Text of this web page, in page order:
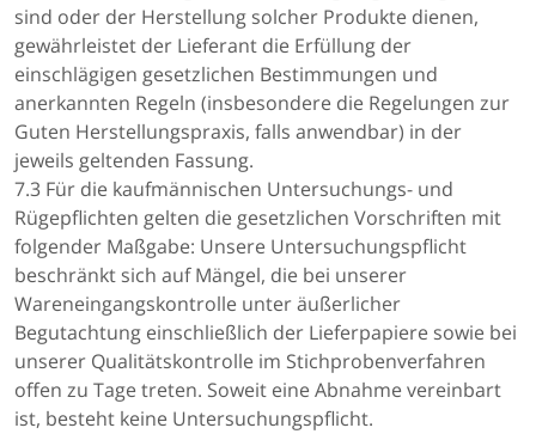
sind oder der Herstellung solcher Produkte dienen,
gewährleistet der Lieferant die Erfüllung der
einschlägigen gesetzlichen Bestimmungen und
anerkannten Regeln (insbesondere die Regelungen zur
Guten Herstellungspraxis, falls anwendbar) in der
jeweils geltenden Fassung.
7.3 Für die kaufmännischen Untersuchungs- und
Rügepflichten gelten die gesetzlichen Vorschriften mit
folgender Maßgabe: Unsere Untersuchungspflicht
beschränkt sich auf Mängel, die bei unserer
Wareneingangskontrolle unter äußerlicher
Begutachtung einschließlich der Lieferpapiere sowie bei
unserer Qualitätskontrolle im Stichprobenverfahren
offen zu Tage treten. Soweit eine Abnahme vereinbart
ist, besteht keine Untersuchungspflicht.